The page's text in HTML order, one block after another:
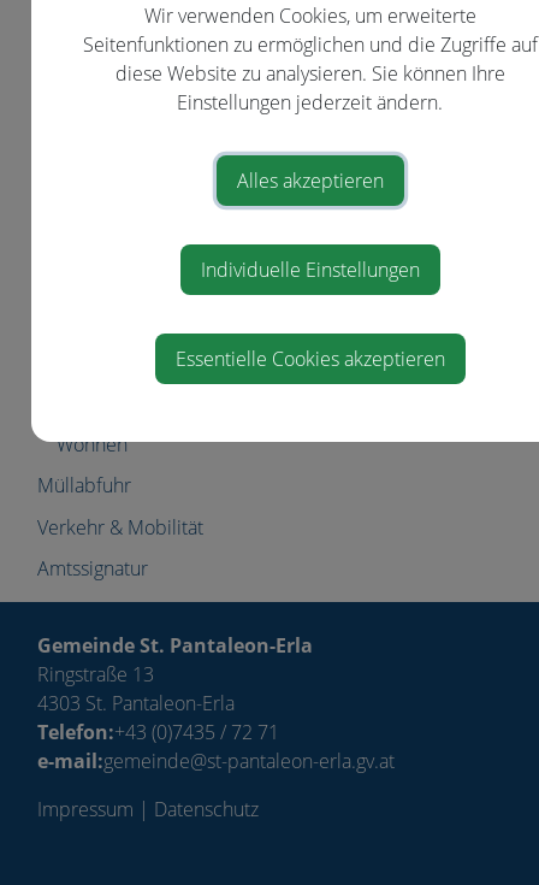
Reisepass
Erwachsenenvertretung
Staatsbürgerschaft
Wohnen
Müllabfuhr
Verkehr & Mobilität
Amtssignatur
Gemeinde St. Pantaleon-Erla
Ringstraße 13
4303 St. Pantaleon-Erla
Telefon:+43 (0)7435 / 72 71
e-mail:gemeinde@st-pantaleon-erla.gv.at
Impressum | Datenschutz
Wir verwenden Cookies, um erweiterte
Seitenfunktionen zu ermöglichen und die Zugriffe auf
diese Website zu analysieren. Sie können Ihre
Einstellungen jederzeit ändern.
Alles akzeptieren
Individuelle Einstellungen
Essentielle Cookies akzeptieren